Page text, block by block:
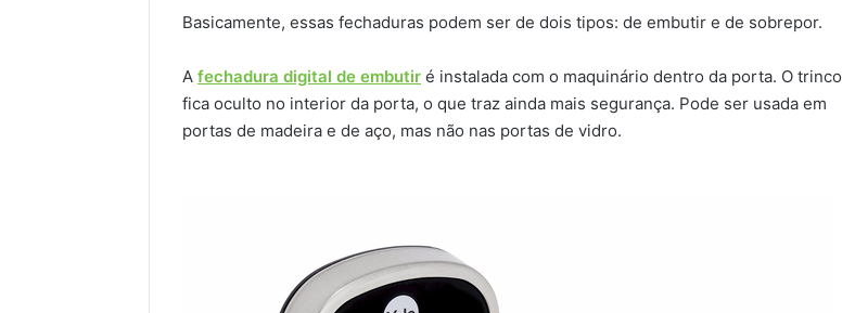
Basicamente, essas fechaduras podem ser de dois tipos: de embutir e de sobrepor.
A fechadura digital de embutir é instalada com o maquinário dentro da porta. O trinco
fica oculto no interior da porta, o que traz ainda mais segurança. Pode ser usada em
portas de madeira e de aço, mas não nas portas de vidro.